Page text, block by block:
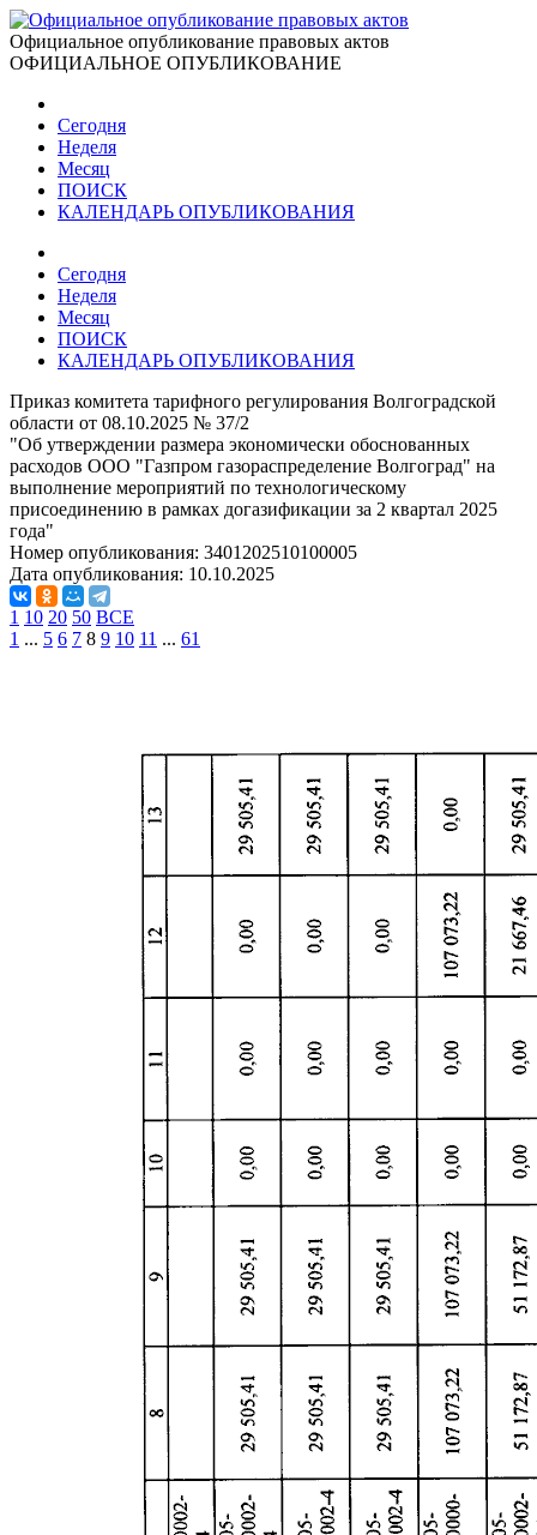
Официальное опубликование правовых актов
ОФИЦИАЛЬНОЕ ОПУБЛИКОВАНИЕ
Сегодня
Неделя
Месяц
ПОИСК
КАЛЕНДАРЬ ОПУБЛИКОВАНИЯ
Сегодня
Неделя
Месяц
ПОИСК
КАЛЕНДАРЬ ОПУБЛИКОВАНИЯ
Приказ комитета тарифного регулирования Волгоградской
области от 08.10.2025 № 37/2
"Об утверждении размера экономически обоснованных
расходов ООО "Газпром газораспределение Волгоград" на
выполнение мероприятий по технологическому
присоединению в рамках догазификации за 2 квартал 2025
года"
Номер опубликования: 3401202510100005
Дата опубликования: 10.10.2025
1 10 20 50 ВСЕ
1 ... 5 6 7 8 9 10 11 ... 61